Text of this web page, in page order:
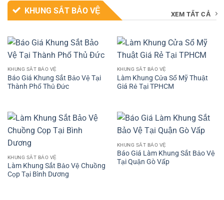
KHUNG SẮT BẢO VỆ XEM TẤT CẢ
KHUNG SẮT BẢO VỆ
Báo Giá Khung Sắt Bảo Vệ Tại
Thành Phố Thủ Đức
KHUNG SẮT BẢO VỆ
Làm Khung Cửa Sổ Mỹ Thuật
Giá Rẻ Tại TPHCM
KHUNG SẮT BẢO VỆ
Làm Khung Sắt Bảo Vệ Chuồng
Cọp Tại Bình Dương
KHUNG SẮT BẢO VỆ
Báo Giá Làm Khung Sắt Bảo Vệ
Tại Quận Gò Vấp